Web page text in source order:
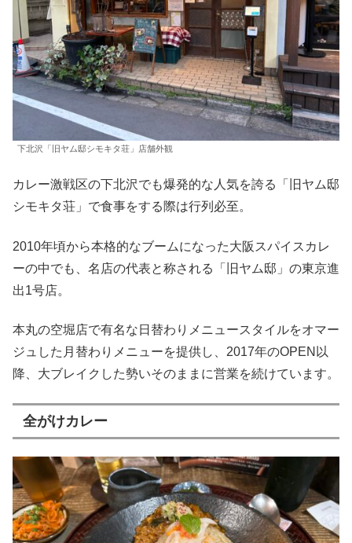
下北沢「旧ヤム邸シモキタ荘」店舗外観
カレー激戦区の下北沢でも爆発的な人気を誇る「旧ヤム邸
シモキタ荘」で食事をする際は行列必至。
2010年頃から本格的なブームになった大阪スパイスカレ
ーの中でも、名店の代表と称される「旧ヤム邸」の東京進
出1号店。
本丸の空堀店で有名な日替わりメニュースタイルをオマー
ジュした月替わりメニューを提供し、2017年のOPEN以
降、大ブレイクした勢いそのままに営業を続けています。
全がけカレー